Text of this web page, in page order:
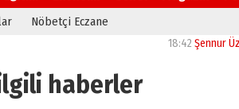
Nöbetçi Eczane
Şennur
ilgili haberler